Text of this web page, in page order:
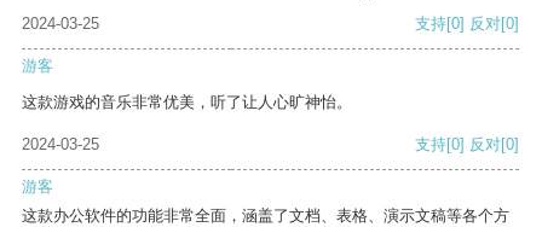
2024-03-25
支持[0] 反对[0]
游客
这款游戏的音乐非常优美，听了让人心旷神怡。
2024-03-25 支持[0] 反对[0]
游客
这款办公软件的功能非常全面，涵盖了文档、表格、演示文稿等各个方